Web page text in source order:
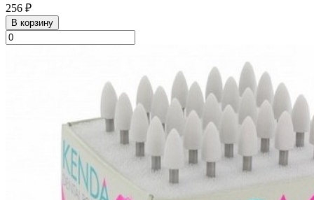
256 ₽
В корзину